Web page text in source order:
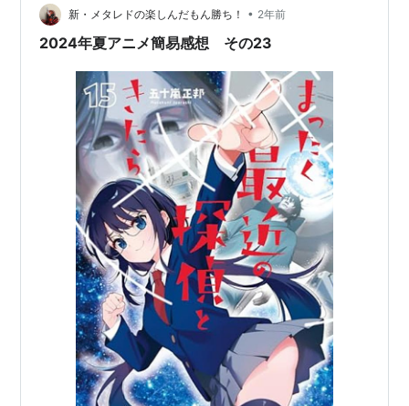
新・メタレドの楽しんだもん勝ち！ • 2年前
2024年夏アニメ簡易感想 その23